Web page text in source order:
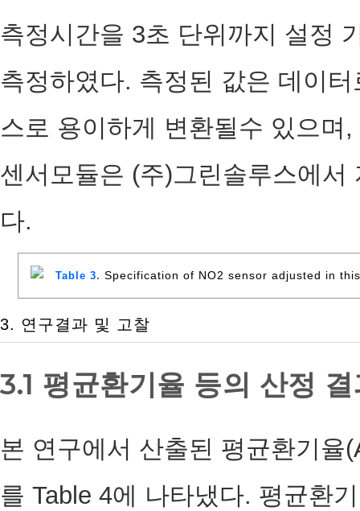
측정시간을 3초 단위까지 설정
측정하였다. 측정된 값은 데이
스로 용이하게 변환될수 있으
센서모듈은 (주)그린솔루스에
다.
Table 3. Specification of NO2 sensor adjusted in
3. 연구결과 및 고찰
3.1 평균환기율 등의 산정
본 연구에서 산출된 평균환기율
를 Table 4에 나타냈다. 평균환